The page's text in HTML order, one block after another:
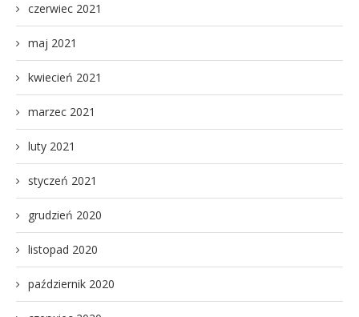
czerwiec 2021
maj 2021
kwiecień 2021
marzec 2021
luty 2021
styczeń 2021
grudzień 2020
listopad 2020
październik 2020